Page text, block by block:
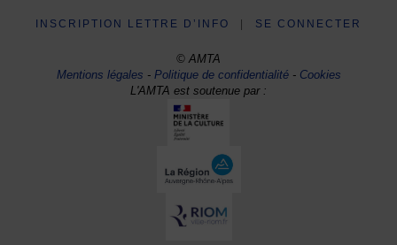
INSCRIPTION LETTRE D’INFO SE CONNECTER
© AMTA
Mentions légales -Politique de confidentialité- Cookies
L'AMTA est soutenue par :